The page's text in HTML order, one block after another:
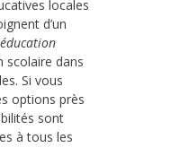
locales
d’un
éducation
scolaire dans
Si vous
options près
sont
à tous les